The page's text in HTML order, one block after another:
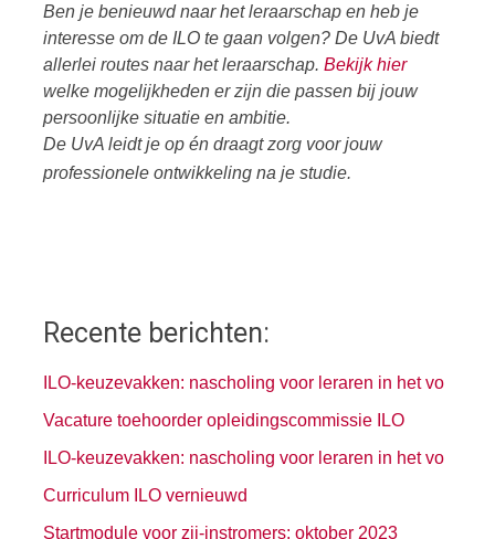
Ben je benieuwd naar het leraarschap en heb je
interesse om de ILO te gaan volgen? De UvA biedt
allerlei routes naar het leraarschap. Bekijk hier
welke mogelijkheden er zijn die passen bij jouw
persoonlijke situatie en ambitie.
De UvA leidt je op én draagt zorg voor jouw
professionele ontwikkeling na je studie.
Recente berichten:
ILO-keuzevakken: nascholing voor leraren in het vo
Vacature toehoorder opleidingscommissie ILO
ILO-keuzevakken: nascholing voor leraren in het vo
Curriculum ILO vernieuwd
Startmodule voor zij-instromers: oktober 2023